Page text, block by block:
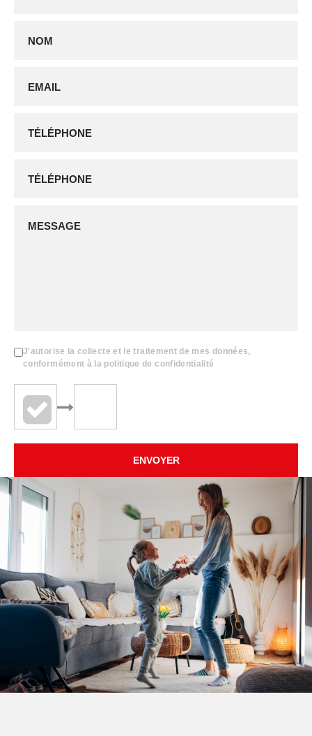
J'autorise la collecte et le traitement de mes données,
conformément à la politique de confidentialité
ENVOYER